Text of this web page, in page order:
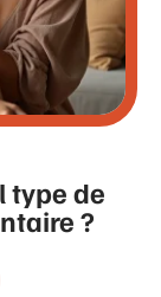
type de
?